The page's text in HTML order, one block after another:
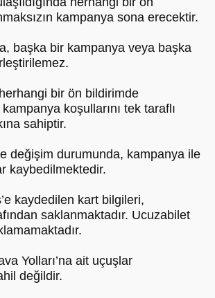
kampanya sona erecektir.
başka bir kampanya veya başka
bir ön bildirimde
koşullarını tek taraflı
sahiptir.
değişim durumunda, kampanya ile
kaybedilmektedir.
kaydedilen kart bilgileri,
saklanmaktadır. Ucuzabilet
Yolları’na ait uçuşlar
değildir.